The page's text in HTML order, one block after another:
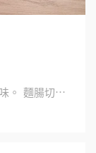
。 麵腸切⋯